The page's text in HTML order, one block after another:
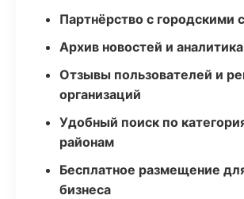
Партнёрство с городскими
Архив новостей и аналитика
Отзывы пользователей и
организаций
Удобный поиск по
районам
Бесплатное размещение
бизнеса